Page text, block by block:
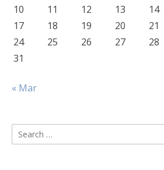
10
11 12 13 14
17
18 19 20 21
24
25 26 27 28
31
« Mar
Search
for: